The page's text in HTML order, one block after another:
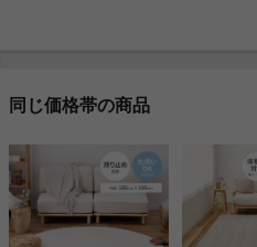
同じ価格帯の商品